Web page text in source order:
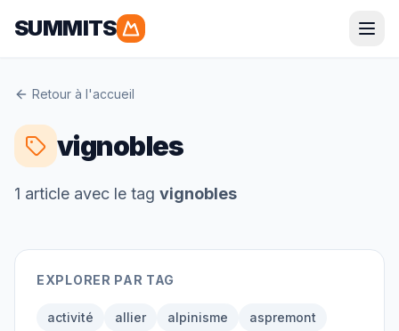
SUMMITS
Parapente
Alpes
Alpes
Grandes Randonnées
Retour à l'accueil
vignobles
1 article avec le tag vignobles
EXPLORER PAR TAG
activité allier alpinisme
aspremont